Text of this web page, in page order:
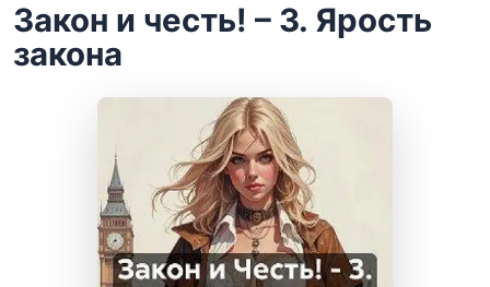
Закон и честь! – 3. Ярость
закона